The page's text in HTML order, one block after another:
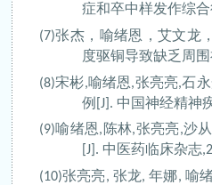
症和卒中样发作综合
(7)张杰，喻绪恩，艾文龙
度驱铜导致缺乏周
(8)宋彬,喻绪恩,张亮亮,石
例 [J]. 中国神经精神
(9)喻绪恩, 陈林,张亮亮,沙
[J]. 中医药临床杂志
(10)张亮亮, 张龙,年娜, 喻